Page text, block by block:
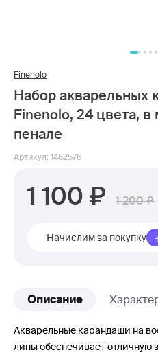
Finenolo
Набор акварельных
Finenolo, 24 цвета,
пенале
Артикул: 1462576
1 100 1 200
Начислим за покупку
Описание
Акварельные карандаши на
липы обеспечивает отличную